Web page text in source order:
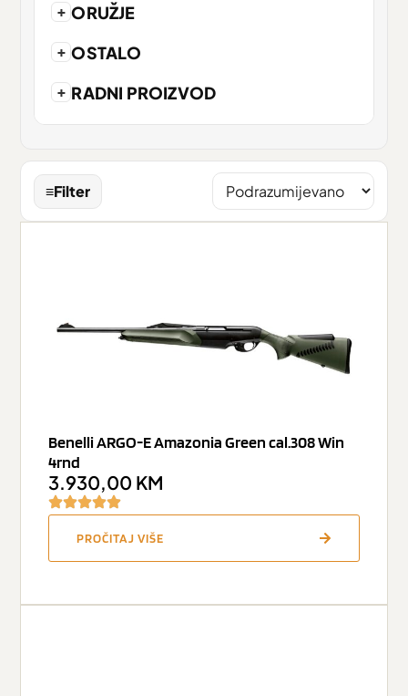
+ ORUŽJE
+ OSTALO
+ RADNI PROIZVOD
≡Filter
Benelli ARGO-E Amazonia Green cal.308 Win
4rnd
3.930,00 KM
PROČITAJ VIŠE